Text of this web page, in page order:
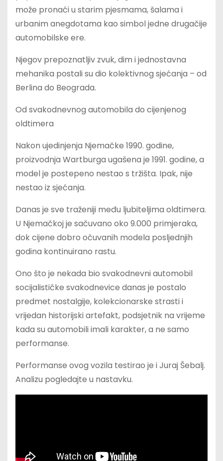
može pronaći u starim pjesmama, šalama i
urbanim anegdotama kao simbol jedne drugačije
automobilske ere.
Njegov prepoznatljiv zvuk, dim i jednostavna
mehanika postali su dio kolektivnog sjećanja – od
Berlina do Beograda.
Od svakodnevnog automobila do cijenjenog
oldtimera
Nakon ujedinjenja Njemačke 1990. godine,
proizvodnja Wartburga ugašena je 1991. godine, a
model je postepeno nestao s tržišta. Ipak, nije
nestao iz sjećanja.
Danas je sve traženiji među ljubiteljima oldtimera.
U Njemačkoj je sačuvano oko 9.000 primjeraka,
dok cijene dobro očuvanih modela posljednjih
godina kontinuirano rastu.
Ono što je nekada bio svakodnevni automobil
socijalističke svakodnevice danas je postalo
predmet nostalgije, kolekcionarske strasti i
vrijedan historijski artefakt, podsjetnik na vrijeme
kada su automobili imali karakter, a ne samo
performanse.
Performanse ovog vozila testirao je i Juraj Šebalj.
Analizu pogledajte u nastavku.